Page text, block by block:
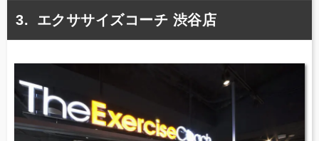
エクササイズコーチ 渋谷店